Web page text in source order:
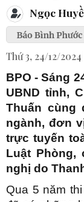
Ngọc
Thứ 3, 24/12/2024
BPO - Sáng
UBND tỉnh,
Thuấn cùng
ngành, đơn
trực tuyến
Luật Phòng,
nghị do
Qua 5 năm